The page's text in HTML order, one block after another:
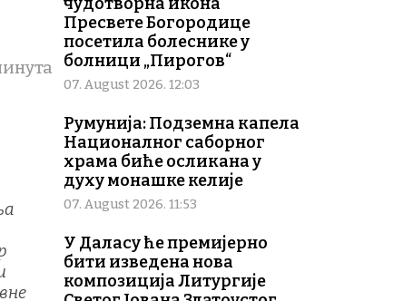
Пресвете Богородице
посетила болеснике у
болници „Пирогов“
07. August 2026. 12:03
Румунија: Подземна капела
Националног саборног
храма биће осликана у
духу монашке келије
07. August 2026. 11:53
У Даласу ће премијерно
бити изведена нова
композиција Литургије